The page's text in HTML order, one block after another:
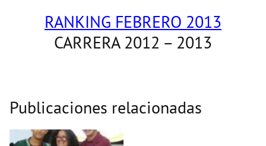
RANKING FEBRERO 2013
CARRERA 2012 – 2013
Publicaciones relacionadas